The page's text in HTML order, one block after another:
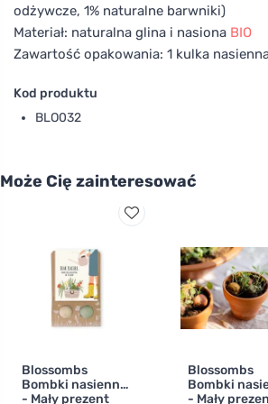
odżywcze, 1% naturalne barwniki)
Materiał: naturalna glina i nasiona BIO
Zawartość opakowania: 1 kulka
Kod produktu
BLO032
Może Cię zainteresować
Blossombs
Bombki nasienne
- Mały prezent
Blossombs
Bombki
- Mały